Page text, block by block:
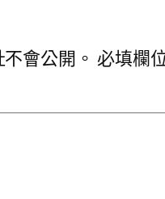
會公開。 必填欄